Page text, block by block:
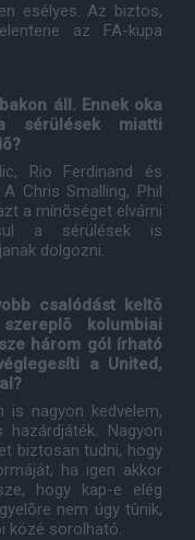
esélyes. Az biztos,
az FA-kupa
áll. Ennek oka
sérülések miatti
Rio Ferdinand és
Chris Smalling, Phil
a mínõséget elvárni
a sérülések is
dolgozni.
csalódást keltõ
kolumbiai
három gól írható
a United,
is nagyon kedvelem,
Nagyon
biztosan tudni, hogy
ha igen akkor
hogy kap-e elég
nem úgy tûnik,
közé sorolható.